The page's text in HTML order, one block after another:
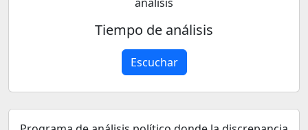
Tiempo de análisis
Escuchar